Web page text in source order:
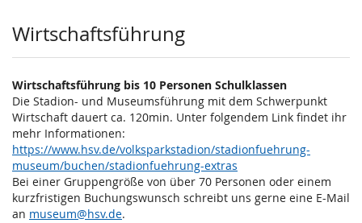
Wirtschaftsführung
Wirtschaftsführung bis 10 Personen Schulklassen
Die Stadion- und Museumsführung mit dem Schwerpunkt
Wirtschaft dauert ca. 120min. Unter folgendem Link findet ihr
mehr Informationen:
https://www.hsv.de/volksparkstadion/stadionfuehrung-
museum/buchen/stadionfuehrung-extras
Bei einer Gruppengröße von über 70 Personen oder einem
kurzfristigen Buchungswunsch schreibt uns gerne eine E-Mail
an museum@hsv.de.